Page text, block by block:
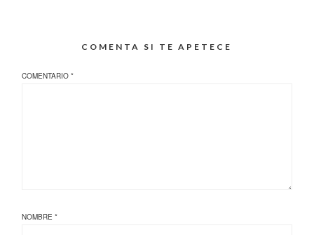
COMENTA SI TE APETECE
COMENTARIO*
NOMBRE*